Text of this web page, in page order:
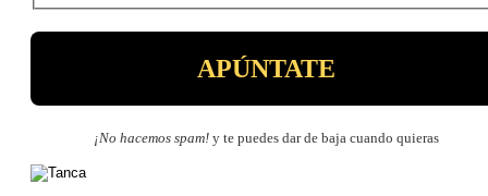
¡No hacemos spam!y te puedes dar de baja cuando quieras